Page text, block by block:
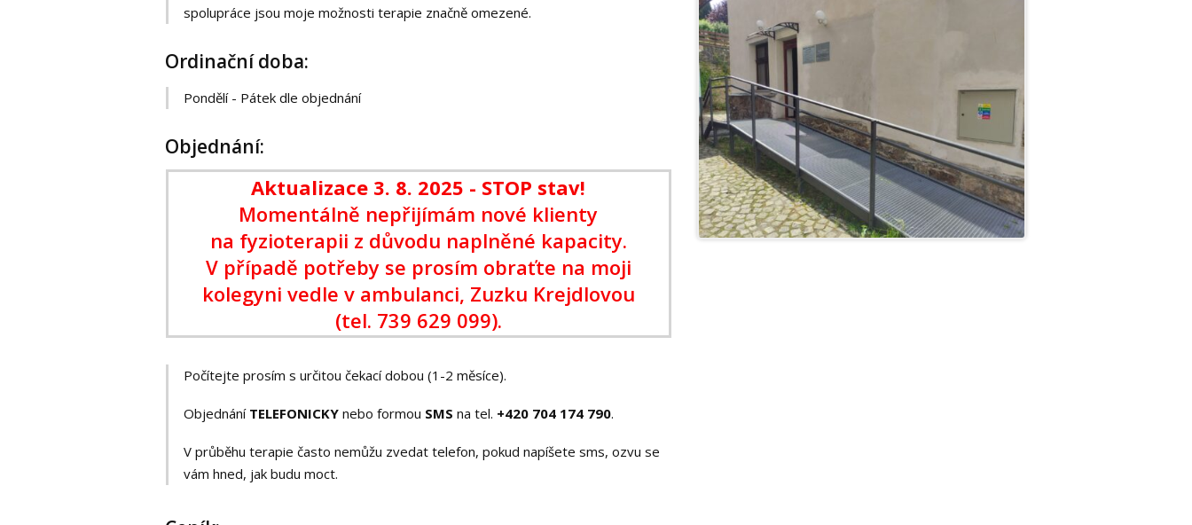
spolupráce jsou moje možnosti terapie značně omezené.
Ordinační doba:
Pondělí - Pátek dle objednání
Objednání:
Aktualizace 3. 8. 2025 - STOP stav!
Momentálně nepřijímám nové klienty
na fyzioterapii z důvodu naplněné kapacity.
V případě potřeby se prosím obraťte na moji
kolegyni vedle v ambulanci, Zuzku Krejdlovou
(tel. 739 629 099).
Počítejte prosím s určitou čekací dobou (1-2 měsíce).
Objednání TELEFONICKYnebo formou SMS na tel. +420 704 174 790.
V průběhu terapie často nemůžu zvedat telefon, pokud napíšete sms, ozvu se
vám hned, jak budu moct.